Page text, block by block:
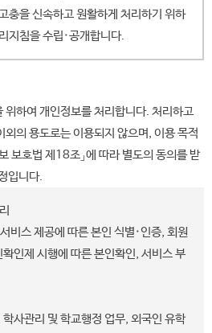
충을 신속하고 원활하게 처리하기 위하
지침을 수립·공개합니다.
하여 개인정보를 처리합니다. 처리하고
외의 용도로는 이용되지 않으며, 이용 목적
보호법 제18조」에 따라 별도의 동의를 받
입니다.
비스 제공에 따른 본인 식별·인증, 회원
인제 시행에 따른 본인확인, 서비스 부
사관리 및 학교행정 업무, 외국인 유학